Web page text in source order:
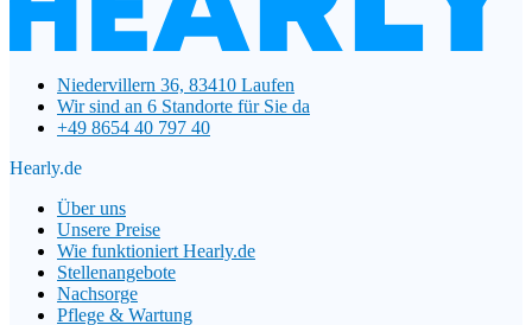
Niedervillern 36, 83410 Laufen
Wir sind an 6 Standorte für Sie da
+49 8654 40 797 40
Hearly.de
Über uns
Unsere Preise
Wie funktioniert Hearly.de
Stellenangebote
Nachsorge
Pflege & Wartung